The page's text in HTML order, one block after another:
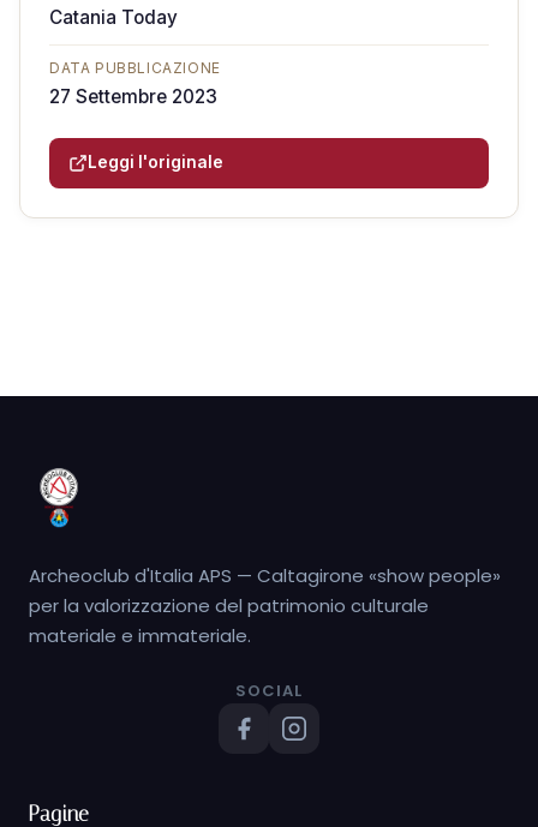
Catania Today
DATA PUBBLICAZIONE
27 Settembre 2023
Leggi l'originale
Archeoclub d'Italia APS — Caltagirone «show people»
per la valorizzazione del patrimonio culturale
materiale e immateriale.
SOCIAL
Pagine